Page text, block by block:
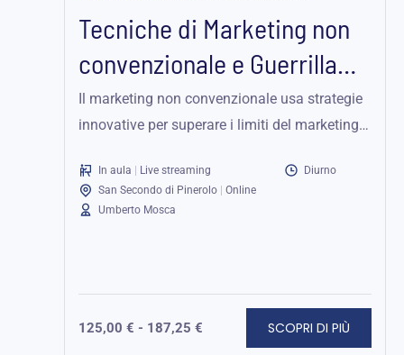
Tecniche di Marketing non
convenzionale e Guerrilla
Marketing
Il marketing non convenzionale usa strategie
innovative per superare i limiti del marketing
In aula Live streaming
Diurno
San Secondo di Pinerolo
Online
Umberto Mosca
125,00 € - 187,25 € SCOPRI DI PIÙ